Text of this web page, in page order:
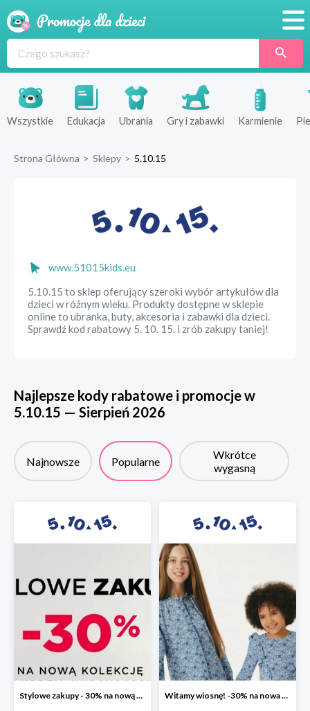
Produkty
Sklepy
Wszystkie Edukacja Ubrania Gry i zabawki Karmienie
Strona Główna > Sklepy > 5.10.15
www.51015kids.eu
5.10.15 to sklep oferujący szeroki wybór artykułów dla
dzieci w różnym wieku. Produkty dostępne w sklepie
online to ubranka, buty, akcesoria i zabawki dla dzieci.
Sprawdź kod rabatowy 5. 10. 15. i zrób zakupy taniej!
Najlepsze kody rabatowe i promocje w
5.10.15 — Sierpień 2026
Najnowsze Popularne
Wkrótce
wygasną
Stylowe zakupy - 30% na nową kolekcję Witamy wiosnę! -30% na nowa kolekcję